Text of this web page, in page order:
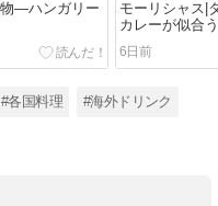
―ハンガリー
モーリシャス|
カレーが似合う
6日前
#各国料理 #海外ドリンク